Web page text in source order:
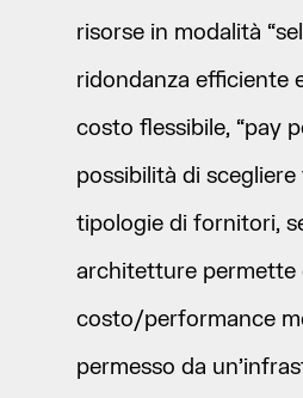
risorse in modalità
ridondanza efficiente
costo flessibile, “pay
possibilità di
tipologie di fornitori,
architetture permette
costo/performance
permesso da